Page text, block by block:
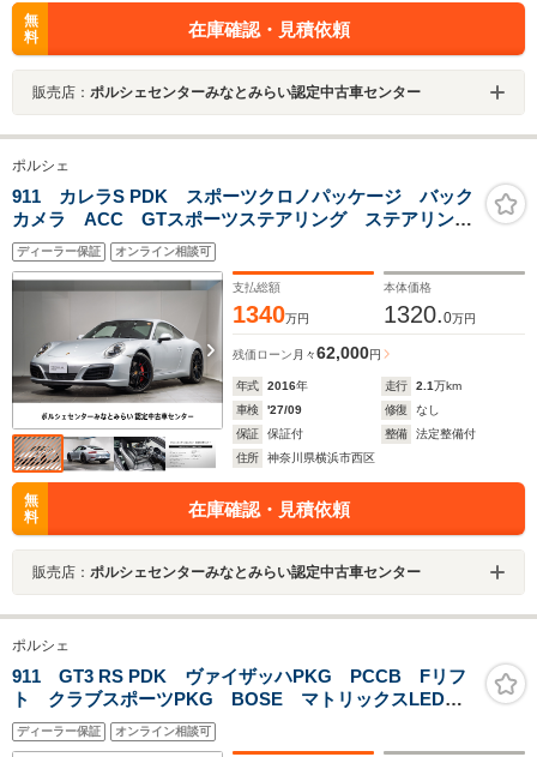
無
料
在庫確認・見積依頼
販売店： ポルシェセンターみなとみらい認定中古車センター
ポルシェ
911 カレラS PDK スポーツクロノパッケージ バック
カメラ ACC GTスポーツステアリング ステアリング
ヒーター レーンチェンジ パワーステアリングプラ
ス 電動可倒式ドアミラー プライバシーガラス
ディーラー保証 オンライン相談可
支払総額
1340万円
本体価格
1320.0万円
残価ローン 月々62,000円
年式 2016年 走行 2.1万km
車検
'27/09 修復
なし
保証
保証付 整備
法定整備付
住所
神奈川県横浜市西区
無
料
在庫確認・見積依頼
販売店： ポルシェセンターみなとみらい認定中古車センター
ポルシェ
911 GT3 RS PDK ヴァイザッハPKG PCCB Fリフ
ト クラブスポーツPKG BOSE マトリックスLED
3Dプリントフルバケットシート(ソフト硬度) プライバ
シーガラス
ディーラー保証 オンライン相談可